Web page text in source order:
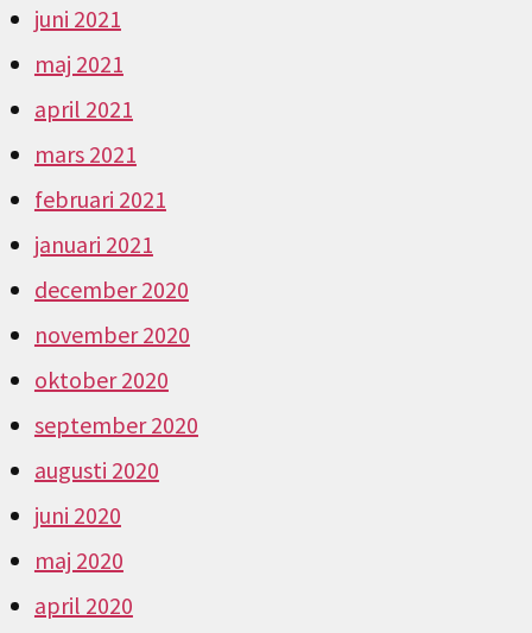
juni 2021
maj 2021
april 2021
mars 2021
februari 2021
januari 2021
december 2020
november 2020
oktober 2020
september 2020
augusti 2020
juni 2020
maj 2020
april 2020